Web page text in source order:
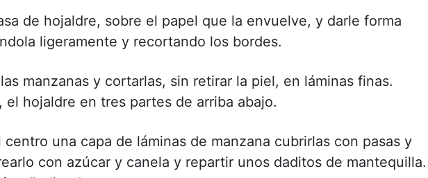
de hojaldre, sobre el papel que la envuelve, y darle forma
ligeramente y recortando los bordes.
manzanas y cortarlas, sin retirar la piel, en láminas finas.
el hojaldre en tres partes de arriba abajo.
centro una capa de láminas de manzana cubrirlas con pasas y
con azúcar y canela y repartir unos daditos de mantequilla.